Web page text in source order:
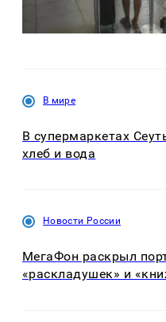
В мире
В супермаркетах
хлеб и вода
Новости России
МегаФон раскрыл
«раскладушек» и